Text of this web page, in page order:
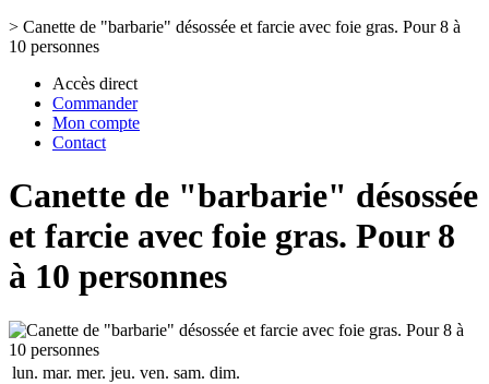
> Canette de "barbarie" désossée et farcie avec foie gras. Pour 8 à
10 personnes
Accès direct
Commander
Mon compte
Contact
Canette de "barbarie" désossée
et farcie avec foie gras. Pour 8
à 10 personnes
lun. mar. mer. jeu. ven. sam. dim.